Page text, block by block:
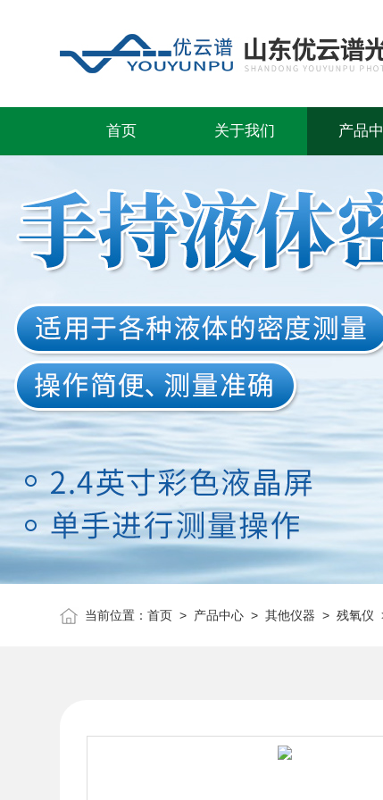
首页 关于我们 产品
当前位置：首页 > 产品中心 >其他仪器 >残氧仪